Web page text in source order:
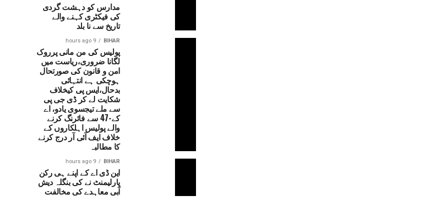
مدارس کو دہشت گردی
کی فیکٹری کہنے والے
تاریخ سے نا بلد
BIHAR
9 hours ago
پولیس کی من مانی پرروک
لگانا ضروری،ریاست میں
امن و قانون کی صورتحال
ہوچکی ہے انتہائی
بدحال،ایس پی کیخلاف
شکایت لے کر ڈی جی پی
سے ملے تیجسوی یادو، اے
کے-47 سے فائرنگ کرنے
والے پولیس اہلکاروں کے
خلاف ایف آئی آر درج کرنے
کا مطالبہ
BIHAR
9 hours ago
این ڈی اے کے اپنے ہی رکن
پارلیمنٹ نے کی بنگلہ دیش
آبی معاہدے کی مخالفت